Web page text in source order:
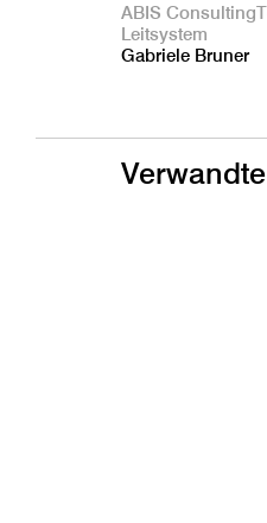
ABIS
Leitsystem
Gabriele Bruner